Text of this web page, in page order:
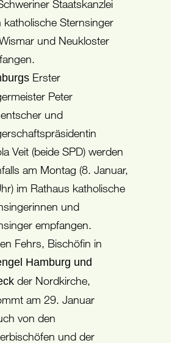
Staatskanzlei
katholische Sternsinger
und Neukloster
Erster
Peter
und
Veit (beide SPD) werden
am Montag (8. Januar,
im Rathaus katholische
und
empfangen.
Fehrs, Bischöfin in
Hamburg und
der Nordkirche,
am 29. Januar
von den
und der